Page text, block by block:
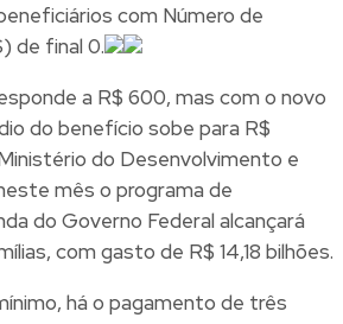
com Número de
de final 0.
a R$ 600, mas com o novo
do benefício sobe para R$
do Desenvolvimento e
mês o programa de
do Governo Federal alcançará
com gasto de R$ 14,18 bilhões.
há o pagamento de três